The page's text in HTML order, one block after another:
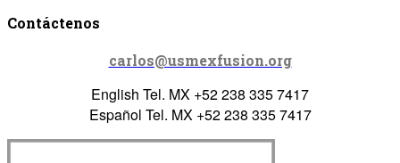
Contáctenos
carlos@usmexfusion.org
English Tel. MX +52 238 335 7417
Español Tel. MX +52 238 335 7417